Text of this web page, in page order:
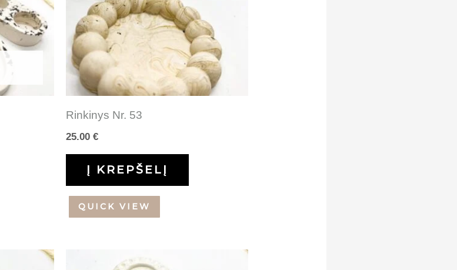
Rinkinys Nr. 53
25.00€
Į KREPŠELĮ
QUICK VIEW